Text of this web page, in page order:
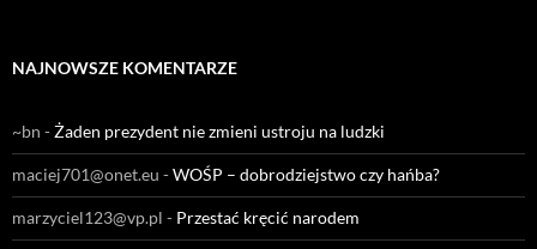
NAJNOWSZE KOMENTARZE
~bn -Żaden prezydent nie zmieni ustroju na ludzki
maciej701@onet.eu -WOŚP – dobrodziejstwo czy hańba?
marzyciel123@vp.pl - Przestać kręcić narodem